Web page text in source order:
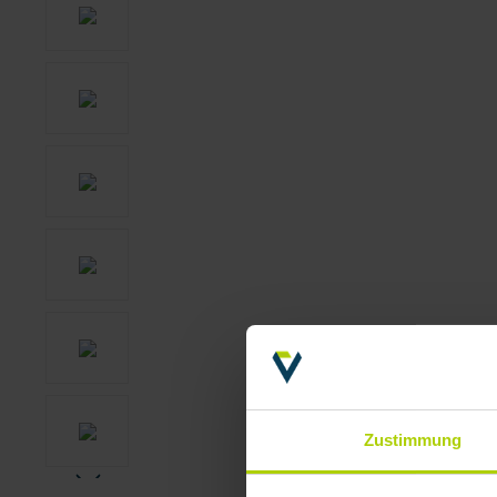
Zustimmung